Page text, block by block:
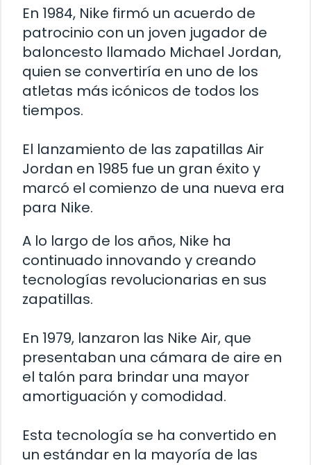
En 1984, Nike firmó un acuerdo de
patrocinio con un joven jugador de
baloncesto llamado Michael Jordan,
quien se convertiría en uno de los
atletas más icónicos de todos los
tiempos.
El lanzamiento de las zapatillas Air
Jordan en 1985 fue un gran éxito y
marcó el comienzo de una nueva era
para Nike.
A lo largo de los años, Nike ha
continuado innovando y creando
tecnologías revolucionarias en sus
zapatillas.
En 1979, lanzaron las Nike Air, que
presentaban una cámara de aire en
el talón para brindar una mayor
amortiguación y comodidad.
Esta tecnología se ha convertido en
un estándar en la mayoría de las